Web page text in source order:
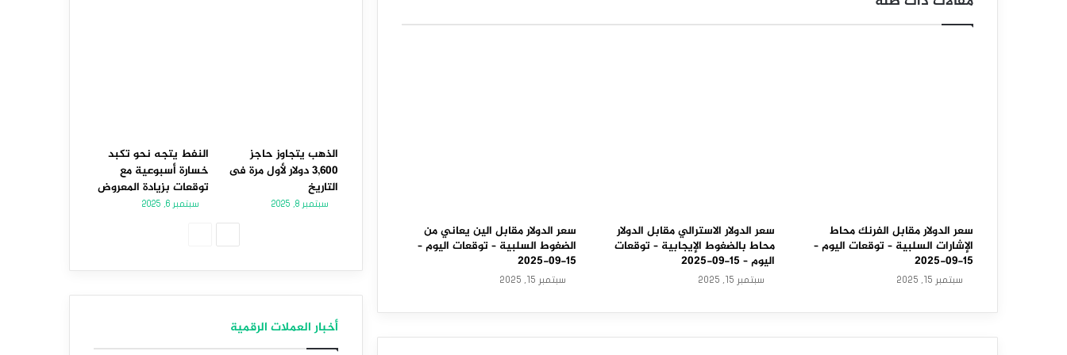
ل
ا
ا
ل
د
و
سعر الدولار مقابل الفرنك محاط
الإشارات السلبية – توقعات اليوم –
15-09-2025
سبتمبر 15, 2025
سعر الدولار الاسترالي مقابل الدولار
محاط بالضغوط الإيجابية – توقعات
اليوم – 15-09-2025
سبتمبر 15, 2025
سعر الدولار مقابل الين يعاني من
الضغوط السلبية – توقعات اليوم –
15-09-2025
سبتمبر 15, 2025
الذهب يتجاوز حاجز
3,600 دولار لأول مرة فى
التاريخ
سبتمبر 8, 2025
النفط يتجه نحو تكبد
خسارة أسبوعية مع
توقعات بزيادة المعروض
سبتمبر 6, 2025
أخبار العملات الرقمية